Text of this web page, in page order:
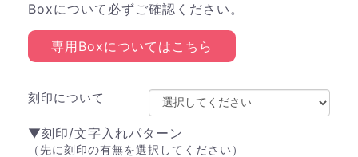
Boxについて必ずご確認ください。
専用Boxについてはこちら
刻印について
▼刻印/文字入れパターン
（先に刻印の有無を選択してください）